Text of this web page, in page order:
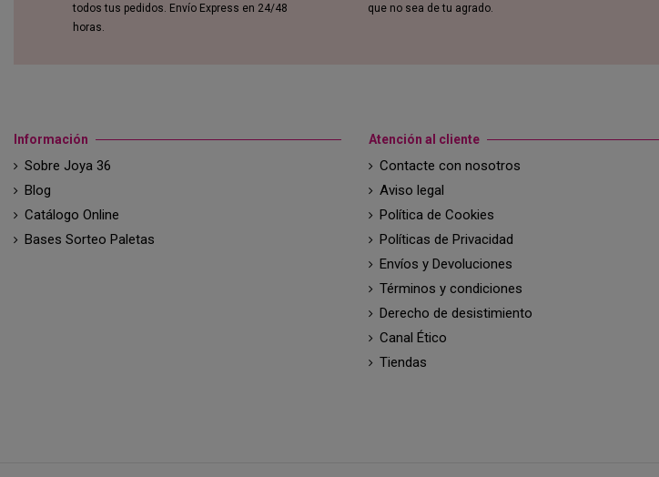
todos tus pedidos. Envío Express en 24/48
horas.
que no sea de tu agrado.
Información
Sobre Joya 36
Blog
Catálogo Online
Bases Sorteo Paletas
Atención al cliente
Contacte con nosotros
Aviso legal
Política de Cookies
Políticas de Privacidad
Envíos y Devoluciones
Términos y condiciones
Derecho de desistimiento
Canal Ético
Tiendas